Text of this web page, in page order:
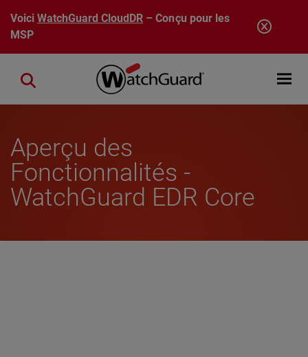
Aller au contenu principal
VoiciWatchGuard CloudDR – Conçu pour les
MSP
Open
Close search
Aperçu des
Fonctionnalités -
WatchGuard EDR Core